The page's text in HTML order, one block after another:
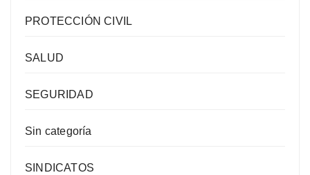
PROTECCIÓN CIVIL
SALUD
SEGURIDAD
Sin categoría
SINDICATOS